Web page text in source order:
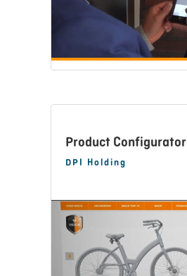
Product Configurator
DPI Holding